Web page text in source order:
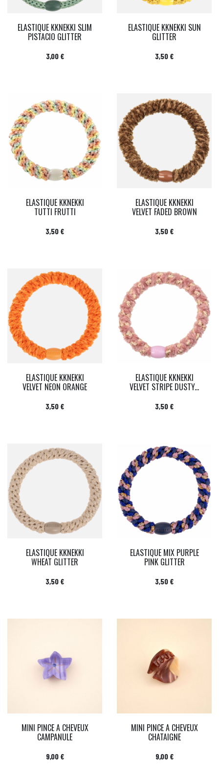
ELASTIQUE KKNEKKI SLIM
PISTACIO GLITTER
Prix
3,00 €
ELASTIQUE KKNEKKI SUN
GLITTER
Prix
3,50 €
ELASTIQUE KKNEKKI
TUTTI FRUTTI
Prix
3,50 €
ELASTIQUE KKNEKKI
VELVET FADED BROWN
Prix
3,50 €
ELASTIQUE KKNEKKI
VELVET NEON ORANGE
Prix
3,50 €
ELASTIQUE KKNEKKI
VELVET STRIPE DUSTY...
Prix
3,50 €
ELASTIQUE KKNEKKI
WHEAT GLITTER
Prix
3,50 €
ELASTIQUE MIX PURPLE
PINK GLITTER
Prix
3,50 €
MINI PINCE A CHEVEUX
CAMPANULE
Prix
9,00 €
MINI PINCE A CHEVEUX
CHATAIGNE
Prix
9,00 €